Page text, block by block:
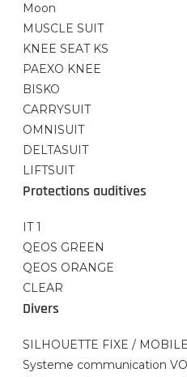
Moon
MUSCLE SUIT
KNEE SEAT KS
PAEXO KNEE
BISKO
CARRYSUIT
OMNISUIT
DELTASUIT
LIFTSUIT
Protections auditives
IT 1
QEOS GREEN
QEOS ORANGE
CLEAR
Divers
SILHOUETTE FIXE /
Systeme communication